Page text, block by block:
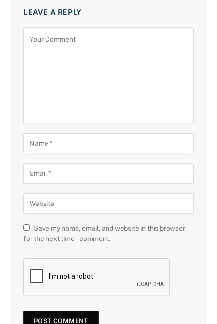
LEAVE A REPLY
Save my name, email, and website in this browser
for the next time I comment.